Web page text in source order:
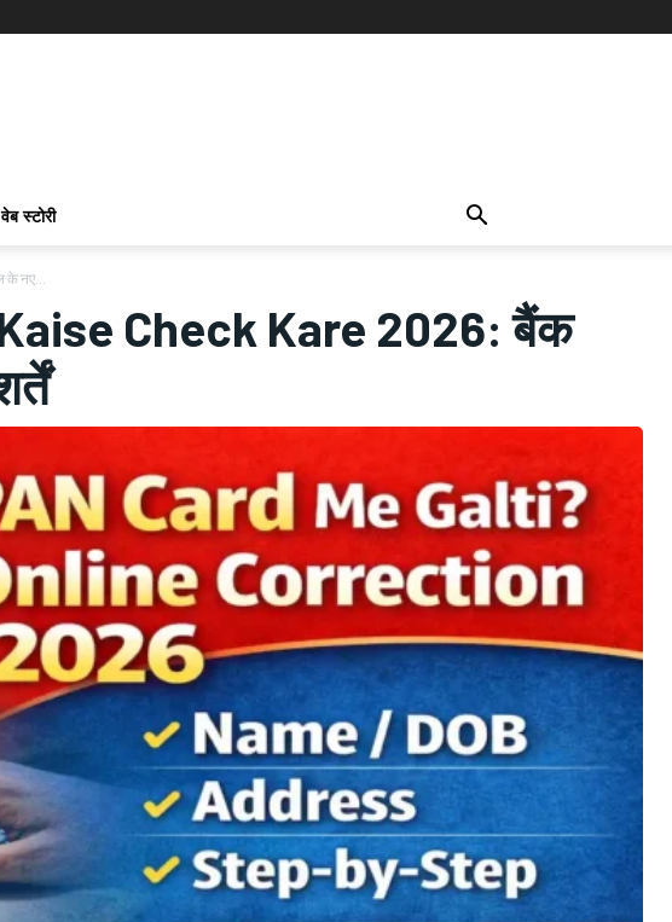
वेब स्टोरी
नए...
Check Kare 2026: बैंक